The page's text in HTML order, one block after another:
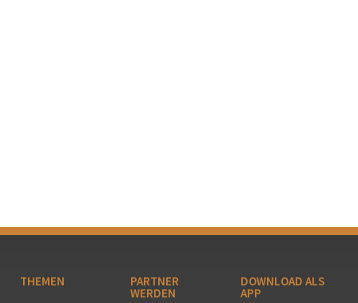
THEMEN PARTNER
WERDEN
DOWNLOAD ALS
APP